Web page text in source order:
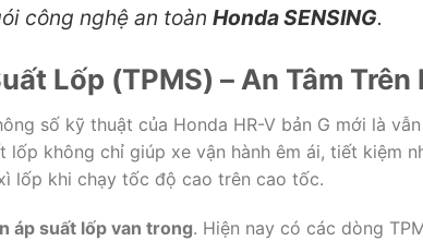
công nghệ an toàn Honda SENSING.
Lốp (TPMS) – An Tâm
số kỹ thuật của Honda HR-V bản G mới là
lốp không chỉ giúp xe vận hành êm ái, tiết kiệm
lốp khi chạy tốc độ cao trên cao tốc.
áp suất lốp van trong. Hiện nay có các dòng